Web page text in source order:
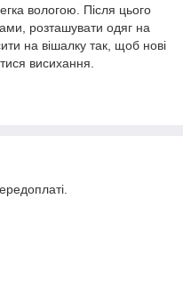
вологою. Після цього
розташувати одяг на
на вішалку так, щоб нові
висихання.